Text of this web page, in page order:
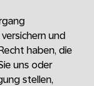
und
haben, die
uns oder
stellen,